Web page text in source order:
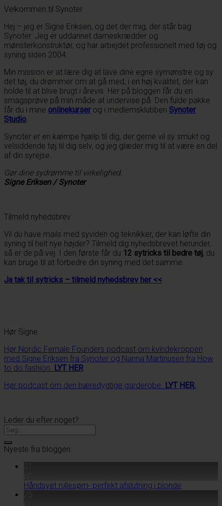
Velkommen til Synoter
Hej – jeg er Signe Eriksen, og det der mig, der står bag
Synoter. Jeg er uddannet dameskrædder og
mønsterkonstruktør, og har arbejdet professionelt med tøj og
syning siden 2004.
Min mission er at lære dig at lave dine egne symønstre og sy
det tøj, du drømmer om at gå med, i en høj kvalitet, der kan
holde til at blive brugt i årevis. Her på bloggen får du en
smagsprøve på min måde at undervise på. Den fulde pakke
får du i mine onlinekurserog i medlemsklubben Synoter
Studio.
Synoter er en kæmpe hjælp til dig, der gerne vil sy smukt og
velsiddende tøj til dig selv, og jeg glæder mig til at være en del
af din syrejse.
Gør dine sydrømme til virkelighed.
Signe Eriksen / Synoter
Tilmeld nyhedsbrev
Vil du have mails med syviden og teknikker, der kan løfte din
syning til helt nye højder? Tilmeld dig nyhedsbrevet herunder,
så er de på vej. I den første får du 12 sytricks til bedre tøj, du
kan bruge til at forbedre din syning med det samme.
Ja tak til sytricks – tilmeld nyhedsbrev her <<
Hør Signe
Hør Nordic Female Founders podcast om kvindekroppen
med Signe Eriksen fra Synoter og Nanna Martinusen fra How
to do fashion. LYT HER
Hør podcast om den bæredygtige garderobe. LYT HER.
Leder du efter noget?
Nyeste fra bloggen
31
jul
Håndsyet rullesøm- perfekt afslutning i blonde
25